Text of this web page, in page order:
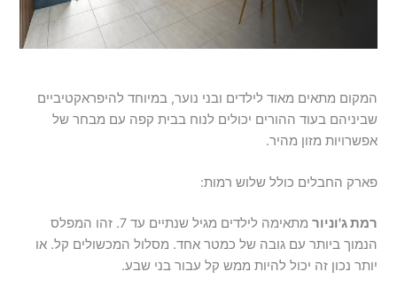
המקום מתאים מאוד לילדים ובני נוער, במיוחד להיפראקטיביים
שביניהם בעוד ההורים יכולים לנוח בבית קפה עם מבחר של
אפשרויות מזון מהיר.
פארק החבלים כולל שלוש רמות:
רמת ג'וניור
מתאימה לילדים מגיל שנתיים עד 7. זהו המפלס
הנמוך ביותר עם גובה של כמטר אחד. מסלול המכשולים קל. או
יותר נכון זה יכול להיות ממש קל עבור בני שבע.